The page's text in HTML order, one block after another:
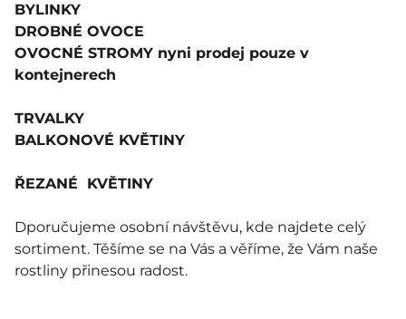
BYLINKY
DROBNÉ OVOCE
OVOCNÉ STROMY nyni prodej pouze v
kontejnerech
TRVALKY
BALKONOVÉ KVĚTINY
ŘEZANÉ KVĚTINY
Dporučujeme osobní návštěvu, kde najdete celý
sortiment. Těšíme se na Vás a věříme, že Vám naše
rostliny přinesou radost.